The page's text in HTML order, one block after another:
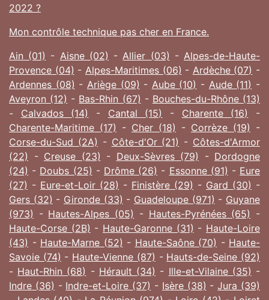
2022 ?
Mon contrôle technique pas cher en France.
Ain (01) - Aisne (02) - Allier (03) - Alpes-de-Haute-
Provence (04) - Alpes-Maritimes (06) - Ardèche (07) -
Ardennes (08) - Ariège (09) - Aube (10) - Aude (11) -
Aveyron (12) - Bas-Rhin (67) - Bouches-du-Rhône (13)
- Calvados (14) - Cantal (15) - Charente (16)
-
Charente-Maritime (17) - Cher (18) - Corrèze (19) -
Corse-du-Sud (2A) - Côte-d'Or (21) - Côtes-d'Armor
(22) - Creuse (23) - Deux-Sèvres (79) - Dordogne
(24) - Doubs (25) - Drôme (26) - Essonne (91) - Eure
(27) - Eure-et-Loir (28) - Finistère (29) - Gard (30) -
Gers (32) - Gironde (33) - Guadeloupe (971) - Guyane
(973) - Hautes-Alpes (05) - Hautes-Pyrénées (65) -
Haute-Corse (2B) - Haute-Garonne (31) - Haute-Loire
(43) - Haute-Marne (52) - Haute-Saône (70) - Haute-
Savoie (74) - Haute-Vienne (87) - Hauts-de-Seine (92)
- Haut-Rhin (68) - Hérault (34) - Ille-et-Vilaine (35) -
Indre (36) - Indre-et-Loire (37) - Isère (38) -Jura (39)